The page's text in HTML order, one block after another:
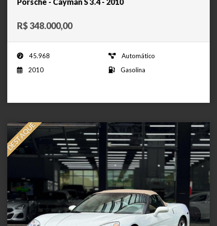
R$ 348.000,00
45.968
Automático
2010
Gasolina
DESTAQUE